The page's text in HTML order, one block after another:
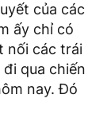
của các
ấy chỉ có
nối các trái
qua chiến
nay. Đó